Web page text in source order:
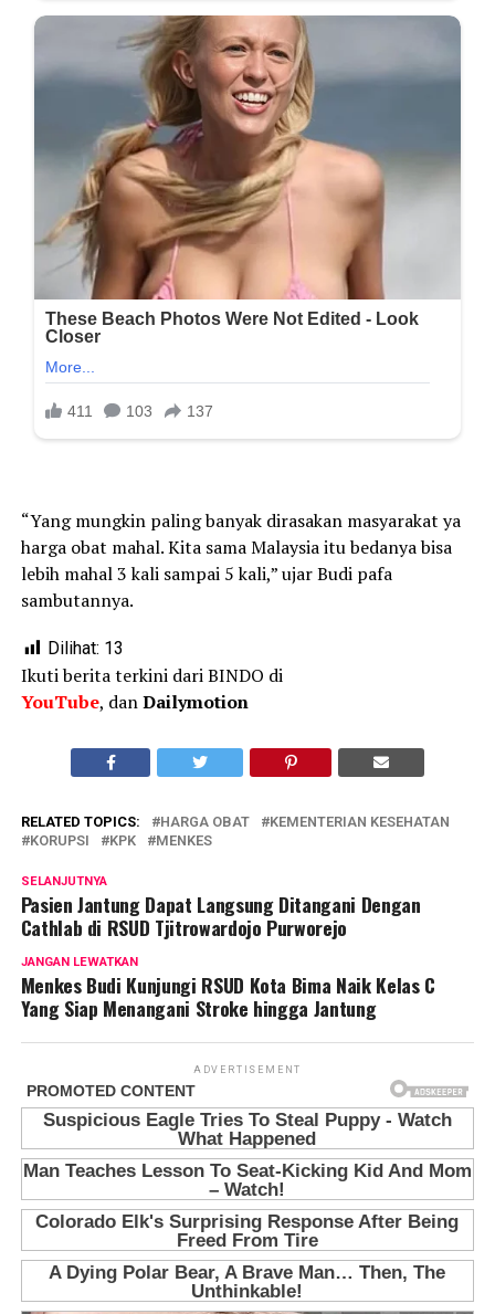
“Yang mungkin paling banyak dirasakan masyarakat ya
harga obat mahal. Kita sama Malaysia itu bedanya bisa
lebih mahal 3 kali sampai 5 kali,” ujar Budi pafa
sambutannya.
Dilihat: 13
Ikuti berita terkini dari BINDO di
YouTube, danDailymotion
RELATED TOPICS: HARGA OBAT
KEMENTERIAN KESEHATAN
KORUPSI
KPK MENKES
SELANJUTNYA
Pasien Jantung Dapat Langsung Ditangani Dengan
Cathlab di RSUD Tjitrowardojo Purworejo
JANGAN LEWATKAN
Menkes Budi Kunjungi RSUD Kota Bima Naik Kelas C
Yang Siap Menangani Stroke hingga Jantung
ADVERTISEMENT